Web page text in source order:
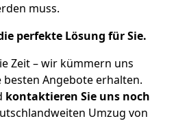
muss.
perfekte Lösung für Sie.
Zeit – wir kümmern uns
besten Angebote erhalten.
kontaktieren Sie uns noch
Umzug von